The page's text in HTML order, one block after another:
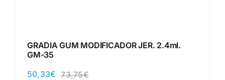
GRADIA GUM MODIFICADOR JER. 2.4ml.
GM-35
73,75€
50,33€